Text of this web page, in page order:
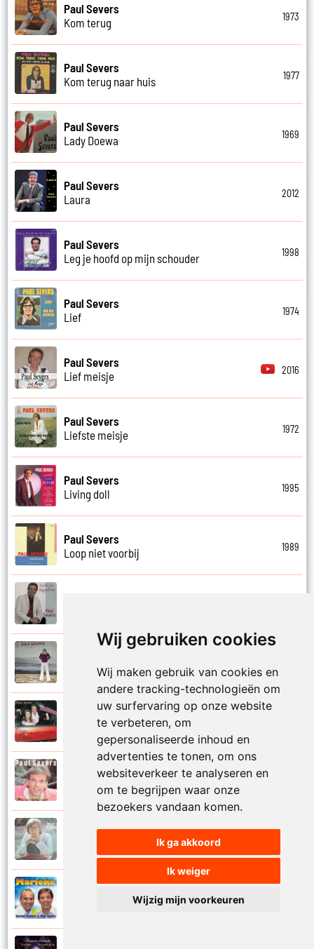
Wij gebruiken cookies
Wij maken gebruik van cookies en
andere tracking-technologieën om
uw surfervaring op onze website
te verbeteren, om
gepersonaliseerde inhoud en
advertenties te tonen, om ons
websiteverkeer te analyseren en
om te begrijpen waar onze
bezoekers vandaan komen.
Ik ga akkoord
Ik weiger
Wijzig mijn voorkeuren
Paul Severs
Kom terug
1973
Paul Severs
Kom terug naar huis
1977
Paul Severs
Lady Doewa
1969
Paul Severs
Laura
2012
Paul Severs
Leg je hoofd op mijn schouder
1998
Paul Severs
Lief
1974
Paul Severs
Lief meisje
2016
Paul Severs
Liefste meisje
1972
Paul Severs
Living doll
1995
Paul Severs
Loop niet voorbij
1989
Luna blanca
Paul Severs
Ma petite francaise
Paul Severs
Maar toen kwam jij
Paul Severs
Mammie mag mijn popje naar de hemel met
mij mee